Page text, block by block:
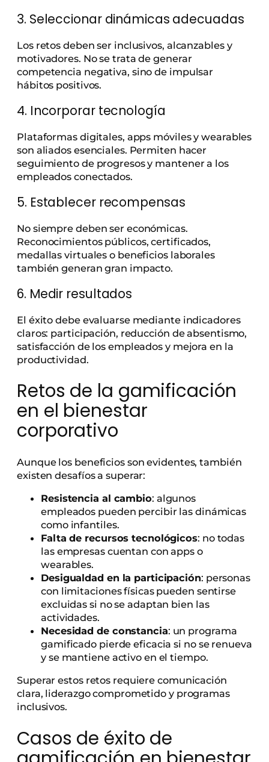
3. Seleccionar dinámicas adecuadas
Los retos deben ser inclusivos, alcanzables y
motivadores. No se trata de generar
competencia negativa, sino de impulsar
hábitos positivos.
4. Incorporar tecnología
Plataformas digitales, apps móviles y wearables
son aliados esenciales. Permiten hacer
seguimiento de progresos y mantener a los
empleados conectados.
5. Establecer recompensas
No siempre deben ser económicas.
Reconocimientos públicos, certificados,
medallas virtuales o beneficios laborales
también generan gran impacto.
6. Medir resultados
El éxito debe evaluarse mediante indicadores
claros: participación, reducción de absentismo,
satisfacción de los empleados y mejora en la
productividad.
Retos de la gamificación
en el bienestar
corporativo
Aunque los beneficios son evidentes, también
existen desafíos a superar:
Resistencia al cambio: algunos
empleados pueden percibir las dinámicas
como infantiles.
Falta de recursos tecnológicos: no todas
las empresas cuentan con apps o
wearables.
Desigualdad en la participación: personas
con limitaciones físicas pueden sentirse
excluidas si no se adaptan bien las
actividades.
Necesidad de constancia: un programa
gamificado pierde eficacia si no se renueva
y se mantiene activo en el tiempo.
Superar estos retos requiere comunicación
clara, liderazgo comprometido y programas
inclusivos.
Casos de éxito de